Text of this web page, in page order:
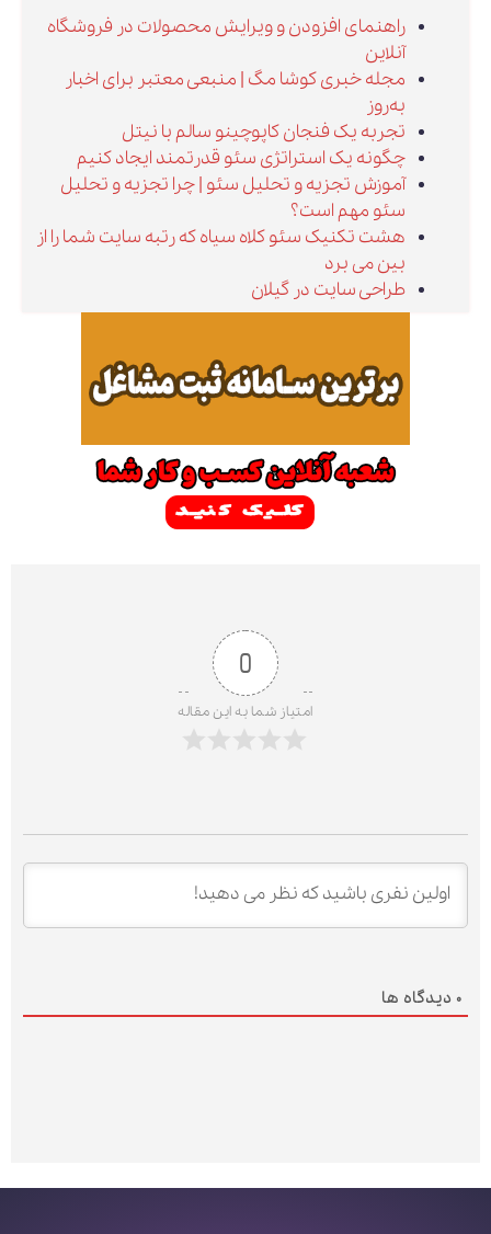
راهنمای افزودن و ویرایش محصولات در فروشگاه
آنلاین
مجله خبری کوشا مگ | منبعی معتبر برای اخبار
به‌روز
تجربه یک فنجان کاپوچینو سالم با نیتل
چگونه یک استراتژی سئو قدرتمند ایجاد کنیم
آموزش تجزیه و تحلیل سئو | چرا تجزیه و تحلیل
سئو مهم است؟
هشت تکنیک سئو کلاه سیاه که رتبه سایت شما را از
بین می برد
طراحی سایت در گیلان
0
امتیاز شما به این مقاله
0 دیدگاه ها